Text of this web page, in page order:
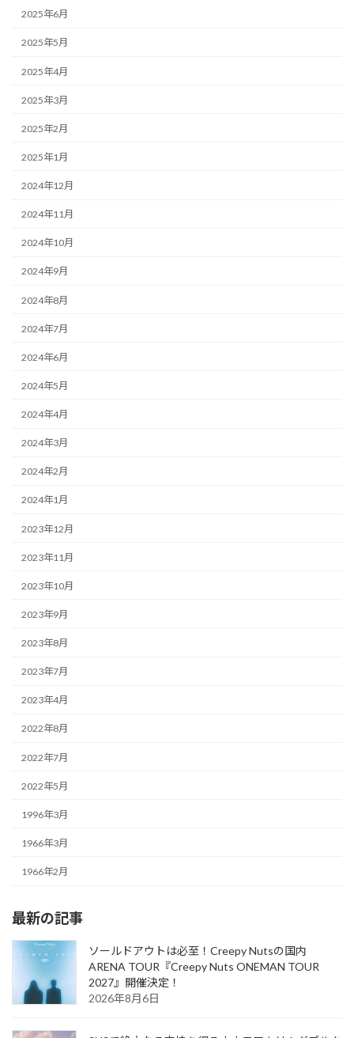
2025年6月
2025年5月
2025年4月
2025年3月
2025年2月
2025年1月
2024年12月
2024年11月
2024年10月
2024年9月
2024年8月
2024年7月
2024年6月
2024年5月
2024年4月
2024年3月
2024年2月
2024年1月
2023年12月
2023年11月
2023年10月
2023年9月
2023年8月
2023年7月
2023年4月
2022年8月
2022年7月
2022年5月
1996年3月
1966年3月
1966年2月
最新の記事
ソールドアウトは必至！Creepy Nutsの国内
ARENA TOUR『Creepy Nuts ONEMAN TOUR
2027』開催決定！
2026年8月6日